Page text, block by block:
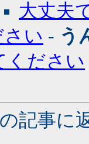
大丈夫
さい - う
ください
の記事に